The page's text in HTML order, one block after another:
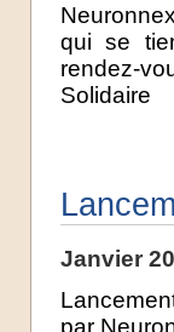
qui se
rendez-
Solidaire
Janvier
par